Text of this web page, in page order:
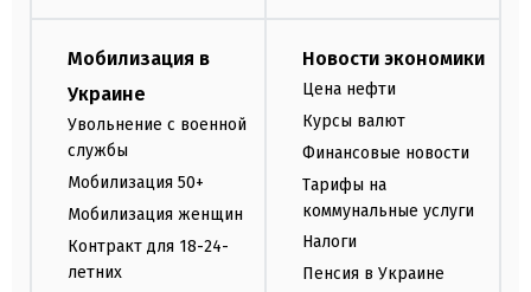
Мобилизация в
Украине
Увольнение с военной
службы
Мобилизация 50+
Мобилизация женщин
Контракт для 18-24-
летних
Новости экономики
Цена нефти
Курсы валют
Финансовые новости
Тарифы на
коммунальные услуги
Налоги
Пенсия в Украине